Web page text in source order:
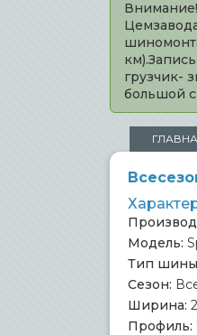
грузчик-
большой
Модель:
Тип
Сезон:
Ширина:
Профиль: